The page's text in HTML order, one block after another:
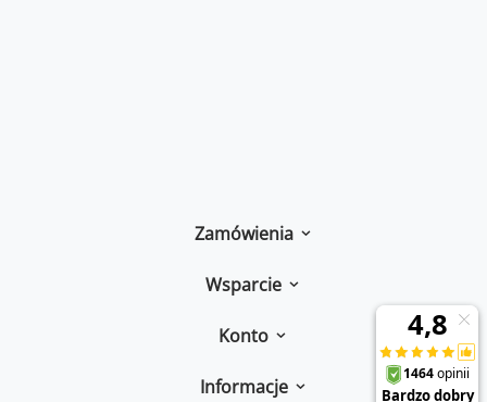
Zamówienia
Wsparcie
Konto
Informacje